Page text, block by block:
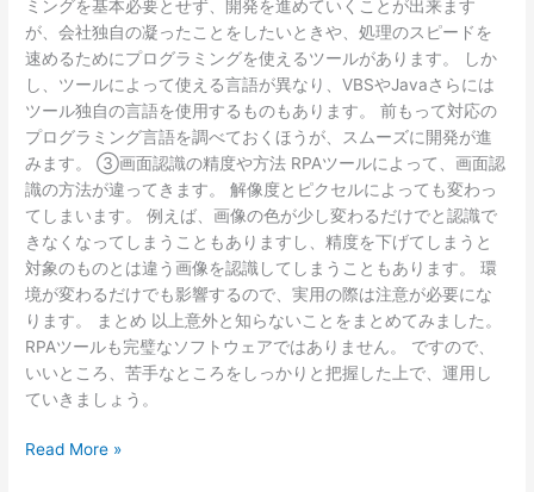
ミングを基本必要とせず、開発を進めていくことが出来ます
が、会社独自の凝ったことをしたいときや、処理のスピードを
速めるためにプログラミングを使えるツールがあります。 しか
し、ツールによって使える言語が異なり、VBSやJavaさらには
ツール独自の言語を使用するものもあります。 前もって対応の
プログラミング言語を調べておくほうが、スムーズに開発が進
みます。 ③画面認識の精度や方法 RPAツールによって、画面認
識の方法が違ってきます。 解像度とピクセルによっても変わっ
てしまいます。 例えば、画像の色が少し変わるだけでと認識で
きなくなってしまうこともありますし、精度を下げてしまうと
対象のものとは違う画像を認識してしまうこともあります。 環
境が変わるだけでも影響するので、実用の際は注意が必要にな
ります。 まとめ 以上意外と知らないことをまとめてみました。
RPAツールも完璧なソフトウェアではありません。 ですので、
いいところ、苦手なところをしっかりと把握した上で、運用し
ていきましょう。
Read More »